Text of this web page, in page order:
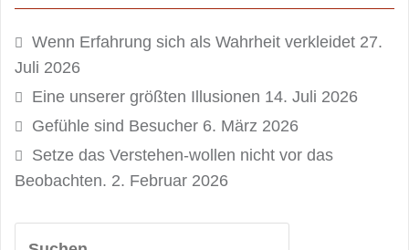
Wenn Erfahrung sich als Wahrheit verkleidet 27.
Juli 2026
Eine unserer größten Illusionen 14. Juli 2026
Gefühle sind Besucher 6. März 2026
Setze das Verstehen-wollen nicht vor das
Beobachten. 2. Februar 2026